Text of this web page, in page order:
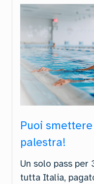
Puoi
palestra!
Un solo pass
tutta Italia,